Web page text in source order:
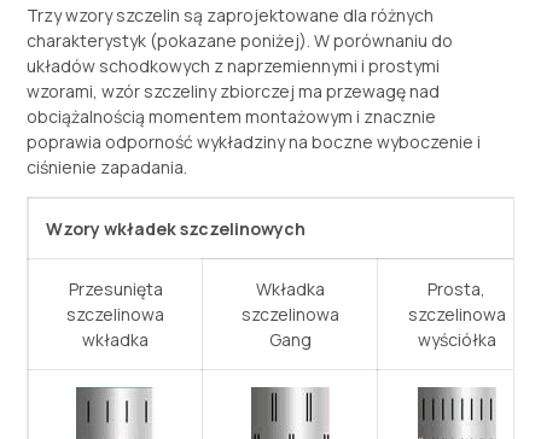
Trzy wzory szczelin są zaprojektowane dla różnych
charakterystyk (pokazane poniżej). W porównaniu do
układów schodkowych z naprzemiennymi i prostymi
wzorami, wzór szczeliny zbiorczej ma przewagę nad
obciążalnością momentem montażowym i znacznie
poprawia odporność wykładziny na boczne wyboczenie i
ciśnienie zapadania.
Wzory wkładek szczelinowych
Przesunięta
szczelinowa
wkładka
Wkładka
szczelinowa
Gang
Prosta,
szczelinowa
wyściółka